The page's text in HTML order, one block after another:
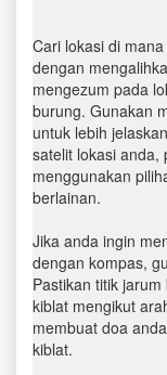
Cari lokasi di
dengan
mengezum pada
burung. Gunakan
untuk lebih
satelit lokasi anda,
menggunakan
berlainan.
Jika anda ingin
dengan kompas,
Pastikan titik
kiblat mengikut
membuat doa
kiblat.